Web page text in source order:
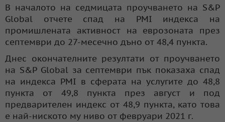
В началото на седмицата проучването на S&P
Global отчете спад на PMI индекса на
промишлената активност на еврозоната през
септември до 27-месечно дъно от 48,4 пункта.
Днес окончателните резултати от проучването
на S&P Global за септември пък показаха спад
на индекса PMI в сферата на услугите до 48,8
пункта от 49,8 пункта през август и под
предварителен индекс от 48,9 пункта, като това
е най-ниското му ниво от февруари 2021 г.